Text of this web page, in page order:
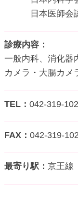
日本医師会
診療内容
一般内科、消化器
カメラ・大腸カメ
TEL 042-319-
FAX 042-319-
最寄り駅 京王